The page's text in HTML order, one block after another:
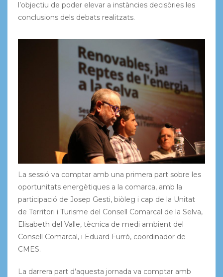
l’objectiu de poder elevar a instàncies decisòries les
conclusions dels debats realitzats.
La sessió va comptar amb una primera part sobre les
oportunitats energètiques a la comarca, amb la
participació de Josep Gesti, biòleg i cap de la Unitat
de Territori i Turisme del Consell Comarcal de la Selva,
Elisabeth del Valle, tècnica de medi ambient del
Consell Comarcal, i Eduard Furró, coordinador de
CMES.
La darrera part d’aquesta jornada va comptar amb